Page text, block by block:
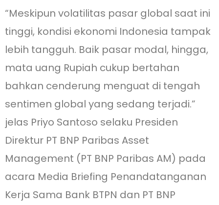
“Meskipun volatilitas pasar global saat ini
tinggi, kondisi ekonomi Indonesia tampak
lebih tangguh. Baik pasar modal, hingga,
mata uang Rupiah cukup bertahan
bahkan cenderung menguat di tengah
sentimen global yang sedang terjadi.”
jelas Priyo Santoso selaku Presiden
Direktur PT BNP Paribas Asset
Management (PT BNP Paribas AM) pada
acara Media Briefing Penandatanganan
Kerja Sama Bank BTPN dan PT BNP